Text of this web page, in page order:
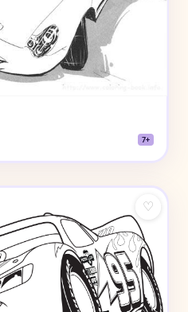
7+
♡